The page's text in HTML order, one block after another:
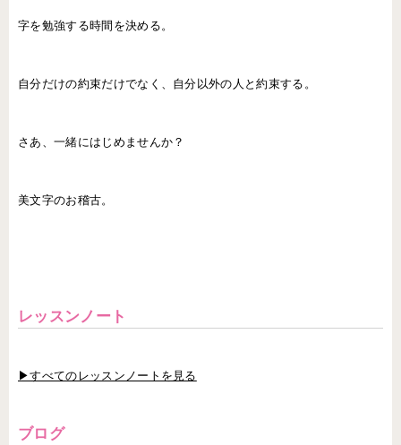
字を勉強する時間を決める。
自分だけの約束だけでなく、自分以外の人と約束する。
さあ、一緒にはじめませんか？
美文字のお稽古。
レッスンノート
▶すべてのレッスンノートを見る
ブログ